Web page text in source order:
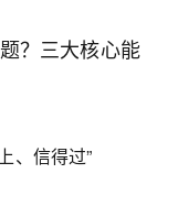
？三大核心能
、信得过”